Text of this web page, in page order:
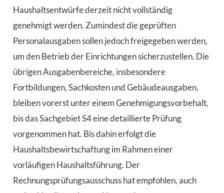
Haushaltsentwürfe derzeit nicht vollständig
genehmigt werden. Zumindest die geprüften
Personalausgaben sollen jedoch freigegeben werden,
um den Betrieb der Einrichtungen sicherzustellen. Die
übrigen Ausgabenbereiche, insbesondere
Fortbildungen, Sachkosten und Gebäudeausgaben,
bleiben vorerst unter einem Genehmigungsvorbehalt,
bis das Sachgebiet S4 eine detaillierte Prüfung
vorgenommen hat. Bis dahin erfolgt die
Haushaltsbewirtschaftung im Rahmen einer
vorläufigen Haushaltsführung. Der
Rechnungsprüfungsausschuss hat empfohlen, auch